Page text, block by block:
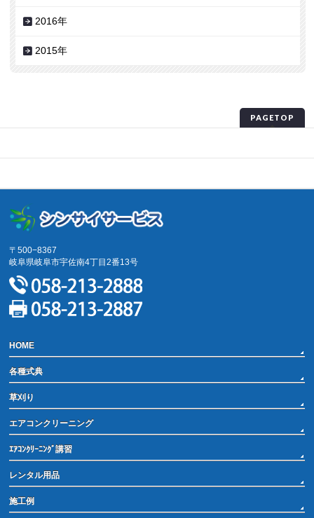
2016年
2015年
PAGETOP
〒500−8367
岐阜県岐阜市宇佐南4丁目2番13号
HOME
各種式典
草刈り
エアコンクリーニング
ｴｱｺﾝｸﾘｰﾆﾝｸﾞ講習
レンタル用品
施工例